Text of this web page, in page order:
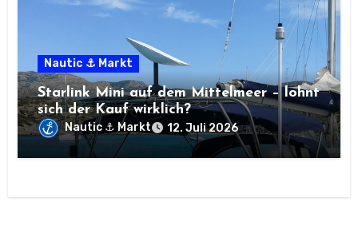
Nautic ⚓ Markt
Starlink Mini auf dem Mittelmeer – lohnt
sich der Kauf wirklich?
Nautic ⚓ Markt 12. Juli 2026